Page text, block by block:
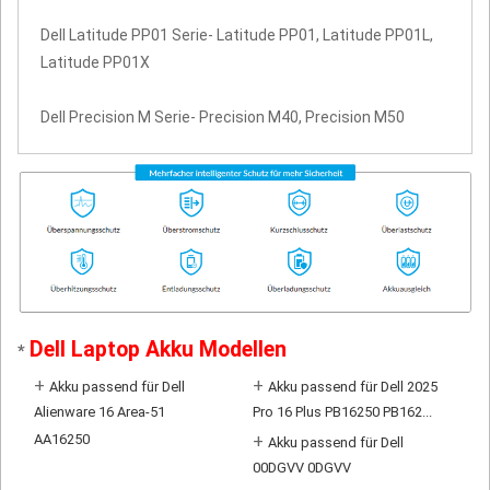
Dell Latitude PP01 Serie- Latitude PP01, Latitude PP01L,
Latitude PP01X
Dell Precision M Serie- Precision M40, Precision M50
* Dell Laptop Akku Modellen
+ Akku passend für Dell
Alienware 16 Area-51
AA16250
+ Akku passend für Dell 2025
Pro 16 Plus PB16250 PB162...
+ Akku passend für Dell
00DGVV 0DGVV